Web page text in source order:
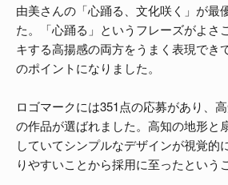
由美さんの「心踊る、文化咲く」が最
た。「心踊る」というフレーズがよさ
キする高揚感の両方をうまく表現でき
のポイントになりました。
ロゴマークには351点の応募があり、
の作品が選ばれました。高知の地形と
していてシンプルなデザインが視覚的
りやすいことから採用に至ったという